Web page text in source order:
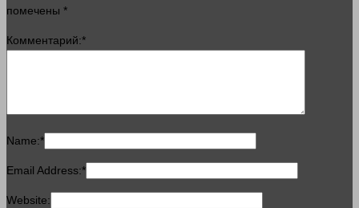
помечены *
Комментарий:*
Name:*
Email Address:*
Website: